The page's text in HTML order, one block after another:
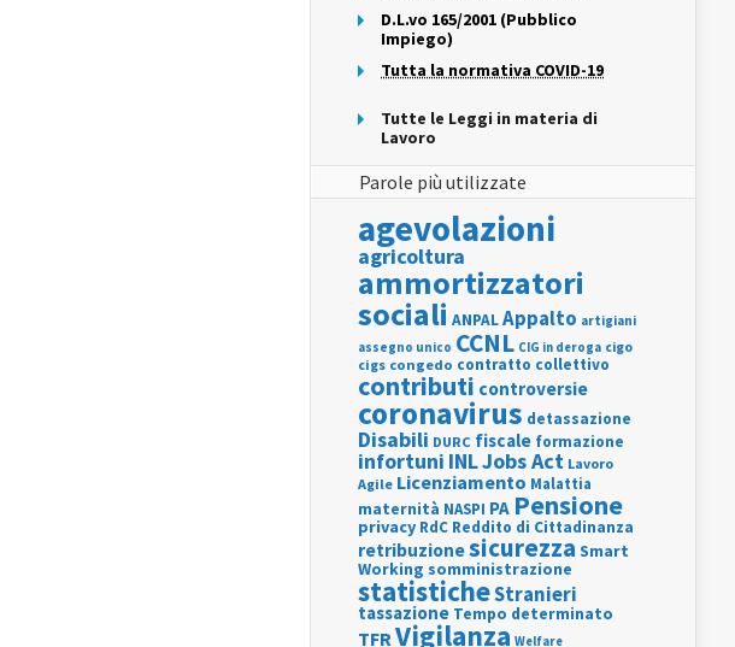
D.L.vo 165/2001 (Pubblico
Impiego)
Tutta la normativa COVID-19
Tutte le Leggi in materia di
Lavoro
Parole più utilizzate
agevolazioni
agricoltura
ammortizzatori
sociali ANPALAppalto artigiani
assegno unico CCNL CIG in deroga cigo
cigs congedo contratto collettivo
contributi controversie
coronavirus detassazione
Disabili DURC fiscale formazione
infortuni INLJobs Act Lavoro
Agile Licenziamento Malattia
maternità NASPI PA Pensione
privacy RdC Reddito di Cittadinanza
retribuzionesicurezza Smart
Working somministrazione
statisticheStranieri
tassazione Tempo determinato
TFRVigilanza Welfare